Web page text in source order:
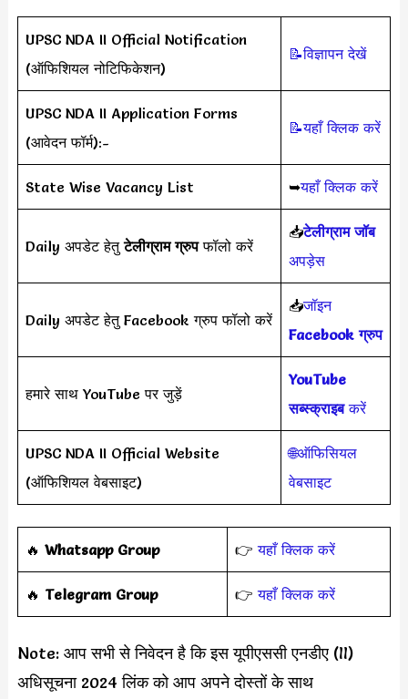
UPSC NDA II Official Notification
(ऑफिशियल नोटिफिकेशन)
📝विज्ञापन देखें
UPSC NDA II Application Forms
(आवेदन फॉर्म):-
📝यहाँ क्लिक करें
State Wise Vacancy List ➥यहाँ क्लिक करें
Daily अपडेट हेतुटेलीग्राम ग्रुपफॉलो करें
📥टेलीग्राम जॉब
अपड़ेस
Daily अपडेट हेतु Facebook ग्रुप फॉलो करें
📥जॉइन
Facebook ग्रुप
हमारे साथ YouTube पर जुड़ें
YouTube
सब्स्क्राइबकरें
UPSC NDA II Official Website
(ऑफिशियल वेबसाइट)
🌐ऑफिसियल
वेबसाइट
‎️‍🔥 Whatsapp Group 👉यहाँ क्लिक करें
‎️‍🔥 Telegram Group 👉यहाँ क्लिक करें
Note: आप सभी से निवेदन है कि इस यूपीएससी एनडीए (II)
अधिसूचना 2024 लिंक को आप अपने दोस्तों के साथ